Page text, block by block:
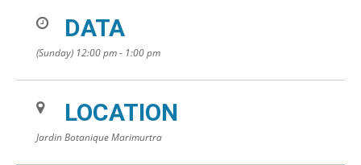
DATA
(Sunday) 12:00 pm - 1:00 pm
LOCATION
Jardin Botanique Marimurtra